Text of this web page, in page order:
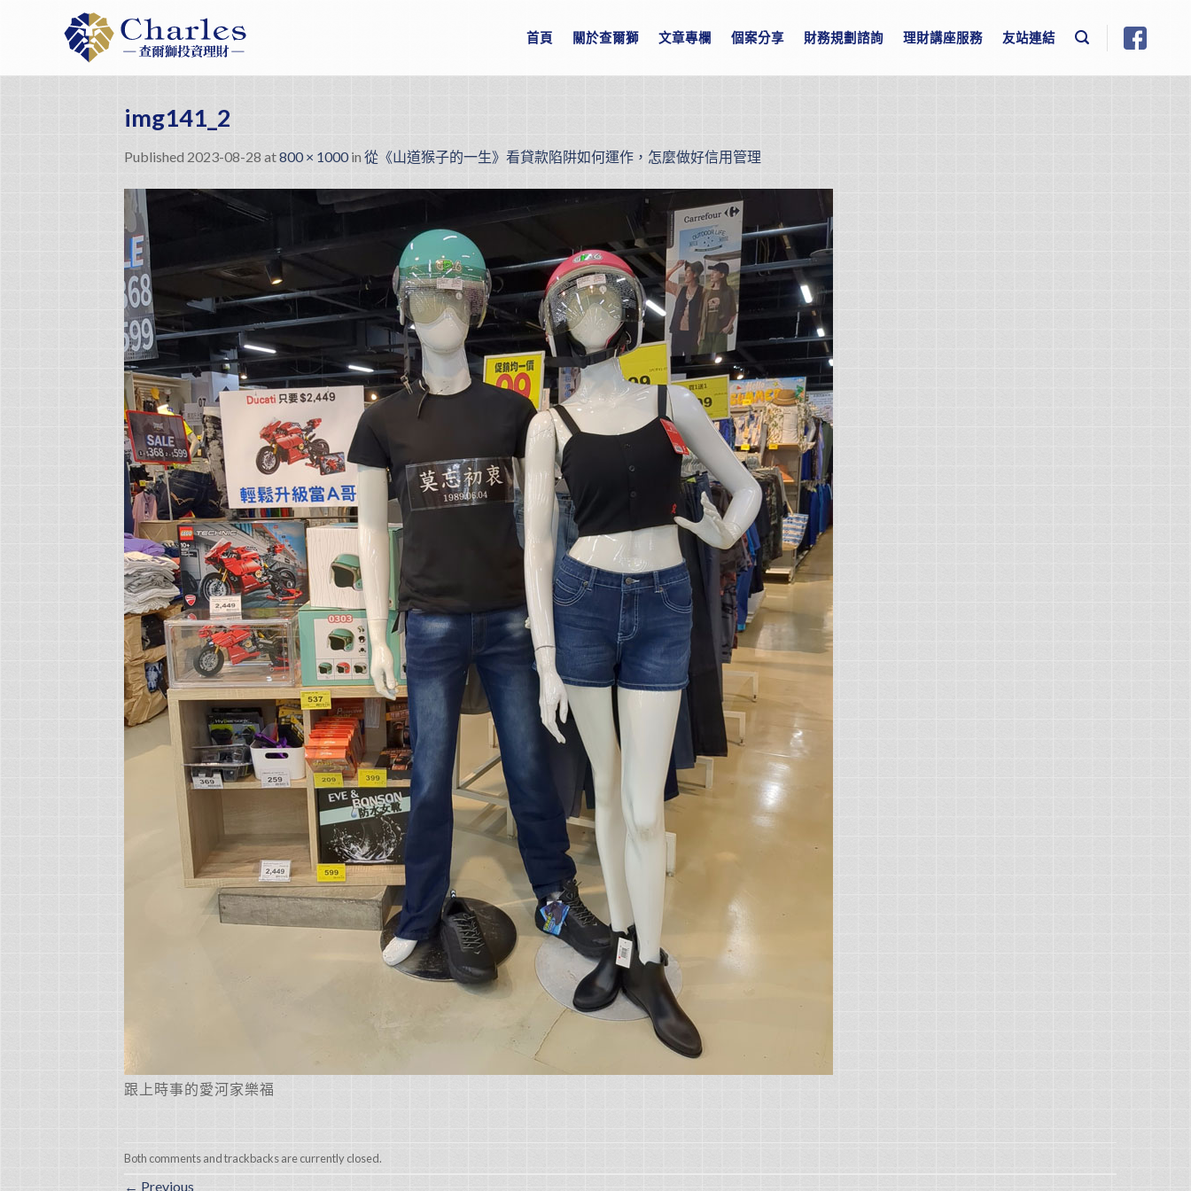
首頁 關於查爾獅 文章專欄 個案分享 財務規劃諮詢 理財講座服務 友站連結
img141_2
Published 2023-08-28 at800 × 1000in從《山道猴子的一生》看貸款陷阱如何運作，怎麼做好信用管理
跟上時事的愛河家樂福
Both comments and trackbacks are currently closed.
← Previous